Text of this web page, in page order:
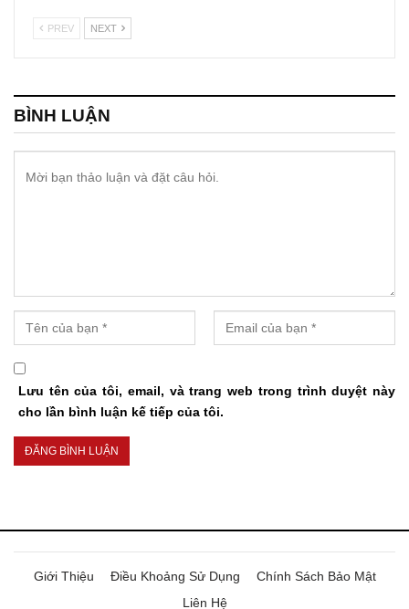
PREV NEXT
BÌNH LUẬN
Lưu tên của tôi, email, và trang web trong trình duyệt này
cho lần bình luận kế tiếp của tôi.
Giới Thiệu Điều Khoảng Sử Dụng
Chính Sách Bảo Mật
Liên Hệ